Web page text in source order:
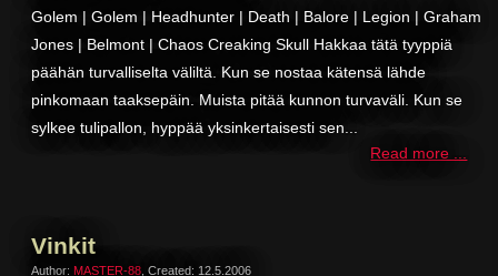
Golem | Golem | Headhunter | Death | Balore | Legion | Graham
Jones | Belmont | Chaos Creaking Skull Hakkaa tätä tyyppiä
päähän turvalliselta väliltä. Kun se nostaa kätensä lähde
pinkomaan taaksepäin. Muista pitää kunnon turvaväli. Kun se
sylkee tulipallon, hyppää yksinkertaisesti sen...
Read more ...
Vinkit
Author: MASTER-88, Created: 12.5.2006